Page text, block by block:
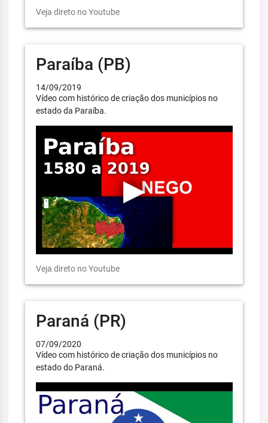
Veja direto no Youtube
Paraíba (PB)
14/09/2019
Vídeo com histórico de criação dos municípios no
estado da Paraíba.
Veja direto no Youtube
Paraná (PR)
07/09/2020
Vídeo com histórico de criação dos municípios no
estado do Paraná.